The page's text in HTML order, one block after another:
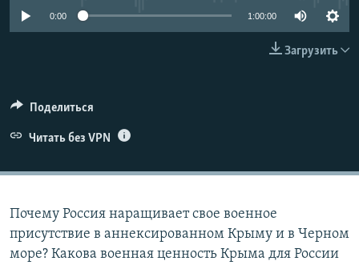
ПОБЕДИТЕЛЕЙ НЕ СУДЯТ?
УКРАИНСКАЯ ПРОБЛЕМА КРЫМА
ПРИСОЕДИНЯЙТЕСЬ!
0:00 1:00:00
Загрузить
Поделиться
Читать без VPN
Почему Россия наращивает свое военное
присутствие в аннексированном Крыму и в Черном
море? Какова военная ценность Крыма для России